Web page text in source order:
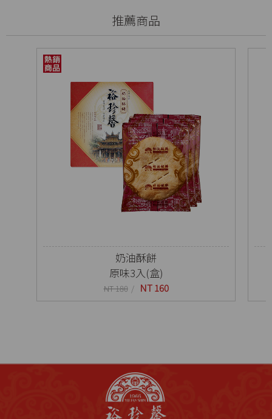
推薦商品
奶油酥餅
原味3入(盒)
NT 180 NT 160